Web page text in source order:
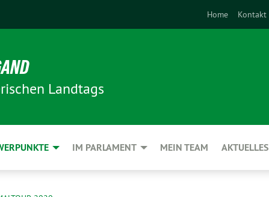
Home Kontakt
Landtags
IM PARLAMENT MEIN TEAM AKTUELLES